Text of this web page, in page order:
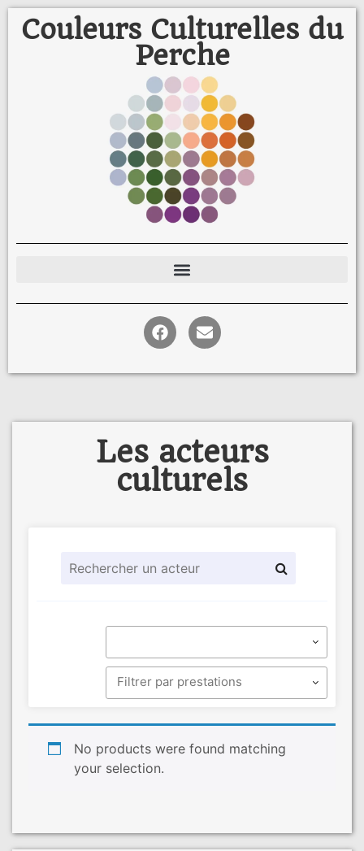
Couleurs Culturelles du
Perche
Les acteurs
culturels
No products were found matching
your selection.